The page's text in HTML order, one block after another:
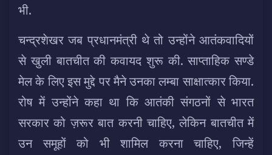
भी.
चन्द्रशेखर जब प्रधानमंत्री थे तो उन्होंने आतंकवादियों
से खुली बातचीत की कवायद शुरू की. साप्ताहिक सण्डे
मेल के लिए इस मुद्दे पर मैने उनका लम्बा साक्षात्कार किया.
रोष में उन्होंने कहा था कि आतंकी संगठनों से भारत
सरकार को ज़रूर बात करनी चाहिए, लेकिन बातचीत में
उन समूहों को भी शामिल करना चाहिए, जिन्हें